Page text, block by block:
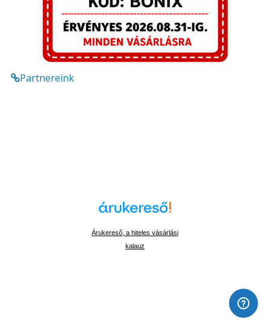
Partnereink
Árukereső, a hiteles vásárlási
kalauz